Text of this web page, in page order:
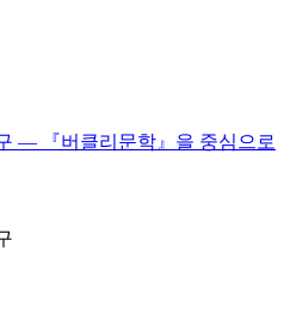
― 『버클리문학』을 중심으로